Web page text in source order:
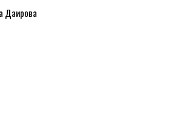
Даирова